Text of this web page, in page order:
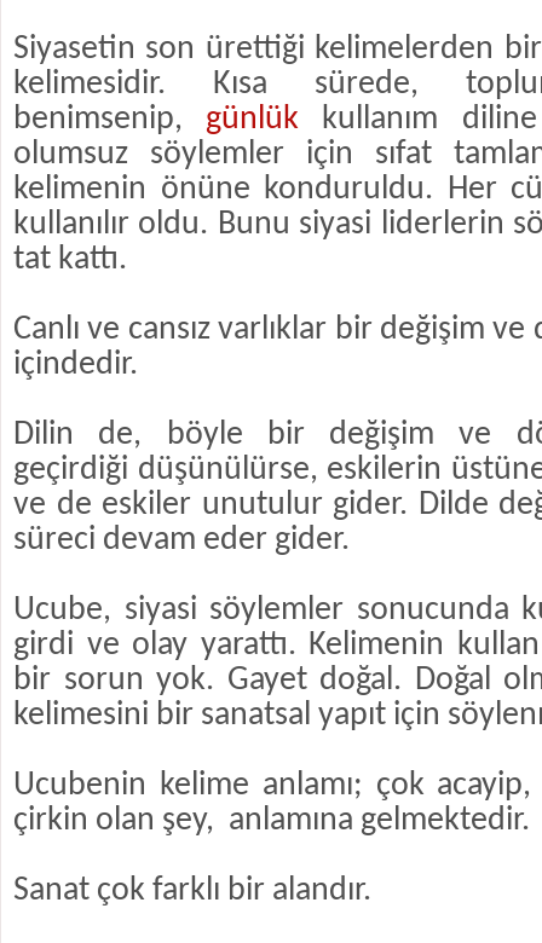
Siyasetin son ürettiği kelimelerden
kelimesidir. Kısa sürede,
benimsenip, günlük kullanım
olumsuz söylemler için sıfat
kelimenin önüne konduruldu. Her
kullanılır oldu. Bunu siyasi liderlerin
tat kattı.
Canlı ve cansız varlıklar bir değişim
içindedir.
Dilin de, böyle bir değişim ve
geçirdiği düşünülürse, eskilerin
ve de eskiler unutulur gider. Dilde
süreci devam eder gider.
Ucube, siyasi söylemler sonucunda
girdi ve olay yarattı. Kelimenin
bir sorun yok. Gayet doğal. Doğal
kelimesini bir sanatsal yapıt için
Ucubenin kelime anlamı; çok acayip,
çirkin olan şey, anlamına gelmektedir.
Sanat çok farklı bir alandır.